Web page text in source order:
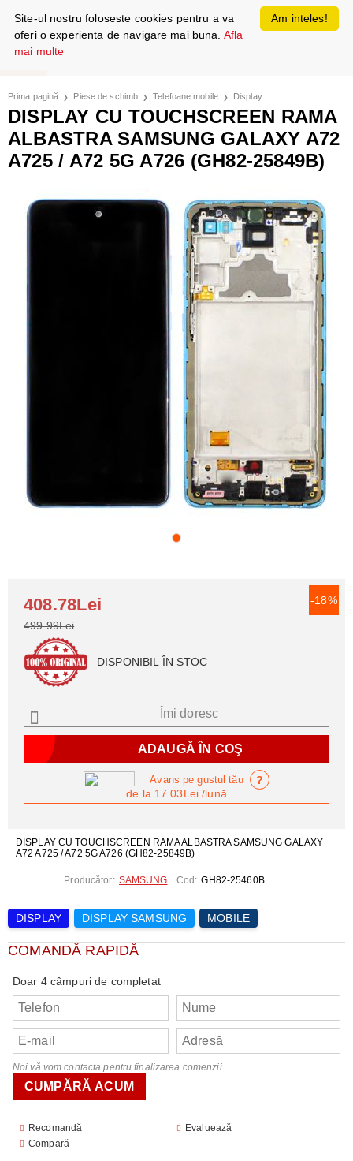
Prima pagină Piese de schimb Telefoane mobile Display
DISPLAY CU TOUCHSCREEN RAMA
ALBASTRA SAMSUNG GALAXY A72
A725 / A72 5G A726 (GH82-25849B)
DISPLAY CU TOUCHSCREEN RAMA ALBASTRA SAMSUNG GALAXY
A72 A725 / A72 5G A726 (GH82-25849B)
Producător: SAMSUNG Cod: GH82-25460B
DISPLAY DISPLAY SAMSUNG MOBILE
COMANDĂ RAPIDĂ
Doar 4 câmpuri de completat
Noi vă vom contacta pentru finalizarea comenzii.
Recomandă
Evaluează
Compară
-18%
408.78Lei
499.99Lei
DISPONIBIL ÎN STOC
Îmi doresc
de la 17.03Lei/lună
Avans pe gustul tău ?
Am inteles!
Site-ul nostru foloseste cookies pentru a va
oferi o experienta de navigare mai buna. Afla
mai multe